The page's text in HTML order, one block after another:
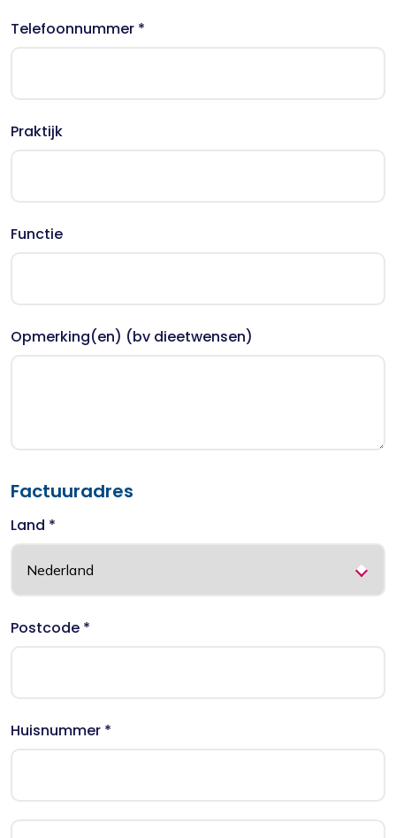
Telefoonnummer *
Praktijk
Functie
Opmerking(en) (bv dieetwensen)
Factuuradres
Land *
Postcode *
Huisnummer *